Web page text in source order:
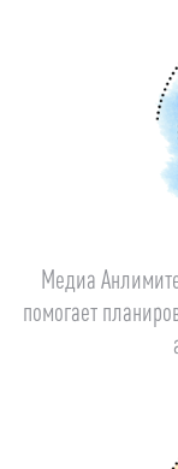
Медиа
помогает